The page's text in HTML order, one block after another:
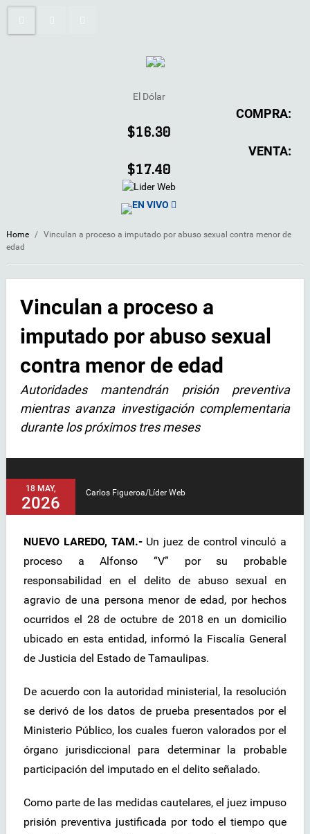
El Dólar
COMPRA:
$16.30
VENTA:
$17.40
EN VIVO
Home / Vinculan a proceso a imputado por abuso sexual contra menor de
edad
Vinculan a proceso a
imputado por abuso sexual
contra menor de edad
Autoridades mantendrán prisión preventiva
mientras avanza investigación complementaria
durante los próximos tres meses
18 MAY,
2026
Carlos Figueroa/Líder Web
NUEVO LAREDO, TAM.-Un juez de control vinculó a
proceso a Alfonso “V” por su probable
responsabilidad en el delito de abuso sexual en
agravio de una persona menor de edad, por hechos
ocurridos el 28 de octubre de 2018 en un domicilio
ubicado en esta entidad, informó la Fiscalía General
de Justicia del Estado de Tamaulipas.
De acuerdo con la autoridad ministerial, la resolución
se derivó de los datos de prueba presentados por el
Ministerio Público, los cuales fueron valorados por el
órgano jurisdiccional para determinar la probable
participación del imputado en el delito señalado.
Como parte de las medidas cautelares, el juez impuso
prisión preventiva justificada por todo el tiempo que